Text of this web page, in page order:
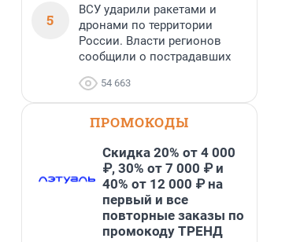
5
ВСУ ударили ракетами и
дронами по территории
России. Власти регионов
сообщили о пострадавших
54 663
ПРОМОКОДЫ
Скидка 20% от 4 000
₽, 30% от 7 000 ₽ и
40% от 12 000 ₽ на
первый и все
повторные заказы по
промокоду ТРЕНД